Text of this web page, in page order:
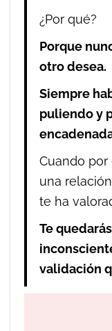
¿Por qué?
Porque
otro desea.
Siempre
puliendo y
Cuando
una
te ha
Te
validación